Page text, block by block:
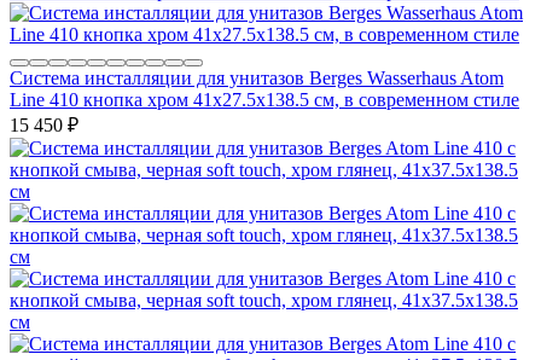
Система инсталляции для унитазов Berges Wasserhaus Atom
Line 410 кнопка хром 41x27.5x138.5 см, в современном стиле
15 450 ₽